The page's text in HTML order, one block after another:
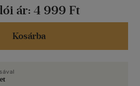
ár: 4 999 Ft
Kosárba